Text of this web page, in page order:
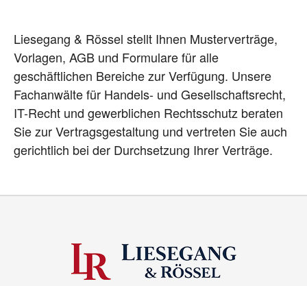
Liesegang & Rössel stellt Ihnen Musterverträge,
Vorlagen, AGB und Formulare für alle
geschäftlichen Bereiche zur Verfügung. Unsere
Fachanwälte für Handels- und Gesellschaftsrecht,
IT-Recht und gewerblichen Rechtsschutz beraten
Sie zur Vertragsgestaltung und vertreten Sie auch
gerichtlich bei der Durchsetzung Ihrer Verträge.